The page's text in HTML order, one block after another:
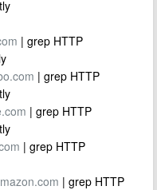
| grep HTTP
| grep HTTP
| grep HTTP
| grep HTTP
| grep HTTP